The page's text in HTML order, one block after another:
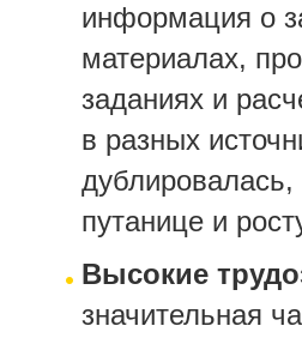
информация о
материалах,
заданиях и
в разных
дублировалась,
путанице и
Высокие
значительная